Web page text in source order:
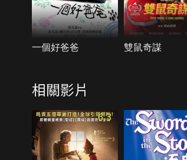
一個好爸爸 雙鼠奇謀
相關影片
6.3